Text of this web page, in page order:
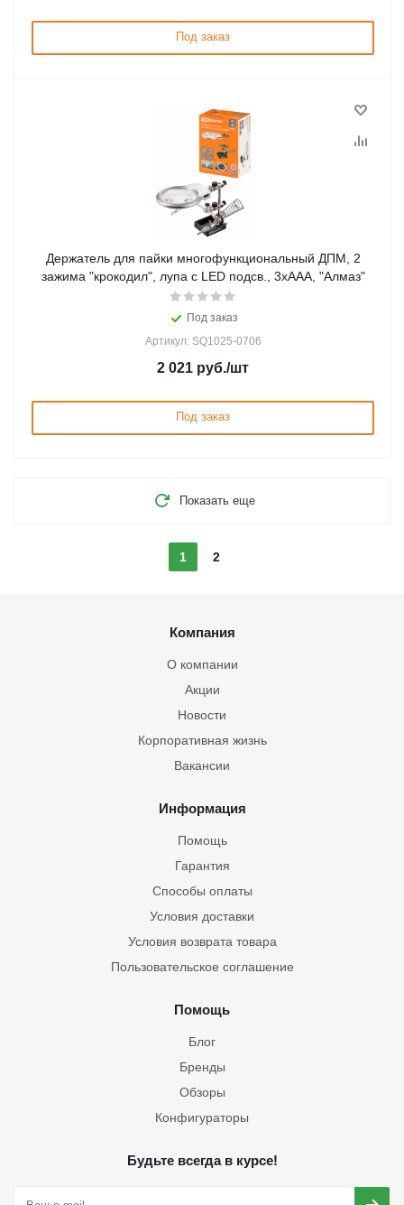
Под заказ
Держатель для пайки многофункциональный ДПМ, 2
зажима "крокодил", лупа с LED подсв., 3хААА, "Алмаз"
Под заказ
Артикул: SQ1025-0706
2 021 руб./шт
Под заказ
Показать еще
1 2
Компания
О компании
Акции
Новости
Корпоративная жизнь
Вакансии
Информация
Помощь
Гарантия
Способы оплаты
Условия доставки
Условия возврата товара
Пользовательское соглашение
Помощь
Блог
Бренды
Обзоры
Конфигураторы
Будьте всегда в курсе!